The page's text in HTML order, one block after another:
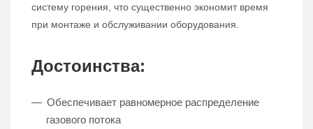
систему горения, что существенно экономит время
при монтаже и обслуживании оборудования.
Достоинства:
Обеспечивает равномерное распределение
газового потока